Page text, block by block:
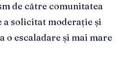
de către comunitatea
solicitat moderație și
o escaladare și mai mare